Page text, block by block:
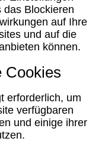
das Blockieren
auf Ihre
und auf die
können.
Cookies
erforderlich, um
verfügbaren
und einige ihrer